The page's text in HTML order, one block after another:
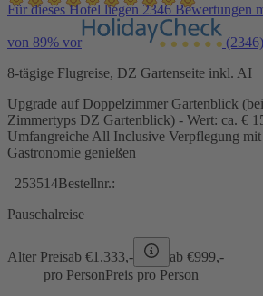
Für dieses Hotel liegen 2346 Bewertungen
von 89% vor (2346)
8-tägige Flugreise, DZ Gartenseite inkl. AI
Upgrade auf Doppelzimmer Gartenblick
Zimmertyps DZ Gartenblick) - Wert: ca. €
Umfangreiche All Inclusive Verpflegung
Gastronomie genießen
253514Bestellnr.:
Pauschalreise
Alter Preisab €1.333,- ab €999,-
pro PersonPreis pro Person